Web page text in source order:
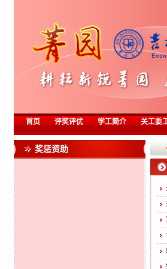
首页 评奖评优 学工简介 关工委
奖惩资助